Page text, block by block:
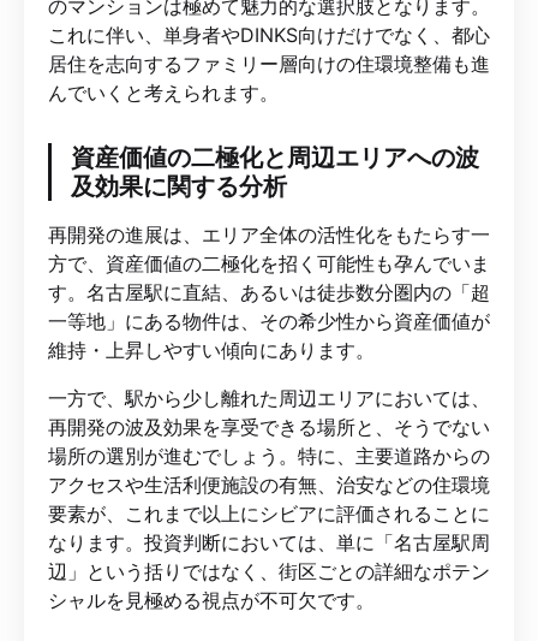
のマンションは極めて魅力的な選択肢となります。
これに伴い、単身者やDINKS向けだけでなく、都心
居住を志向するファミリー層向けの住環境整備も進
んでいくと考えられます。
資産価値の二極化と周辺エリアへの波
及効果に関する分析
再開発の進展は、エリア全体の活性化をもたらす一
方で、資産価値の二極化を招く可能性も孕んでいま
す。名古屋駅に直結、あるいは徒歩数分圏内の「超
一等地」にある物件は、その希少性から資産価値が
維持・上昇しやすい傾向にあります。
一方で、駅から少し離れた周辺エリアにおいては、
再開発の波及効果を享受できる場所と、そうでない
場所の選別が進むでしょう。特に、主要道路からの
アクセスや生活利便施設の有無、治安などの住環境
要素が、これまで以上にシビアに評価されることに
なります。投資判断においては、単に「名古屋駅周
辺」という括りではなく、街区ごとの詳細なポテン
シャルを見極める視点が不可欠です。